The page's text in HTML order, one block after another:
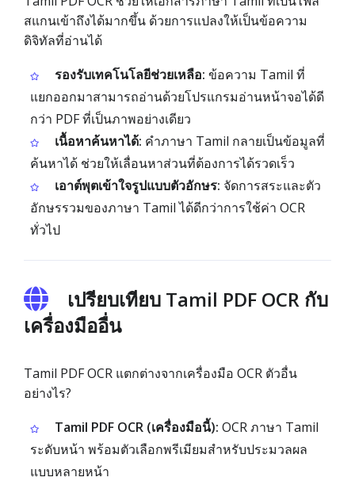
สแกนเข้าถึงได้มากขึ้น ด้วยการแปลงให้เป็นข้อความ
ดิจิทัลที่อ่านได้
รองรับเทคโนโลยีช่วยเหลือ: ข้อความ Tamil ที่
แยกออกมาสามารถอ่านด้วยโปรแกรมอ่านหน้าจอได้ดี
กว่า PDF ที่เป็นภาพอย่างเดียว
เนื้อหาค้นหาได้: คำภาษา Tamil กลายเป็นข้อมูลที่
ค้นหาได้ ช่วยให้เลื่อนหาส่วนที่ต้องการได้รวดเร็ว
เอาต์พุตเข้าใจรูปแบบตัวอักษร: จัดการสระและตัว
อักษรรวมของภาษา Tamil ได้ดีกว่าการใช้ค่า OCR
ทั่วไป
เปรียบเทียบ Tamil PDF OCR กับ
เครื่องมืออื่น
Tamil PDF OCR แตกต่างจากเครื่องมือ OCR ตัวอื่น
อย่างไร?
Tamil PDF OCR (เครื่องมือนี้): OCR ภาษา Tamil
ระดับหน้า พร้อมตัวเลือกพรีเมียมสำหรับประมวลผล
แบบหลายหน้า